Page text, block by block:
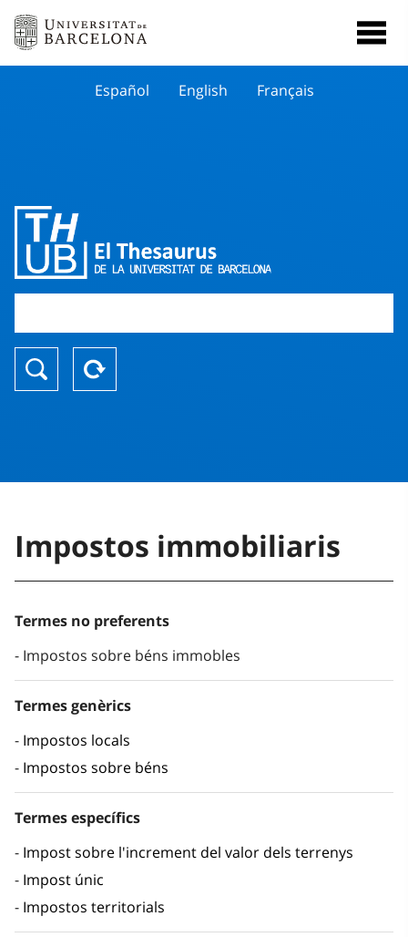
Español English Français
Impostos immobiliaris
Termes no preferents
Impostos sobre béns immobles
Termes genèrics
Impostos locals
Impostos sobre béns
Termes específics
Impost sobre l'increment del valor dels terrenys
Impost únic
Impostos territorials